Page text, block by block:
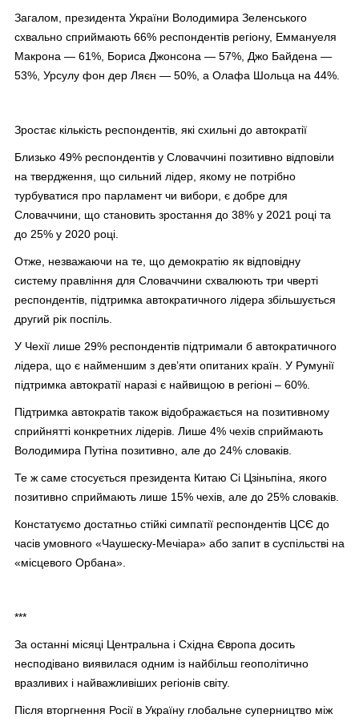
Загалом, президента України Володимира Зеленського
схвально сприймають 66% респондентів регіону, Еммануеля
Макрона — 61%, Бориса Джонсона — 57%, Джо Байдена —
53%, Урсулу фон дер Ляєн — 50%, а Олафа Шольца на 44%.
Зростає кількість респондентів, які схильні до автократії
Близько 49% респондентів у Словаччині позитивно відповіли
на твердження, що сильний лідер, якому не потрібно
турбуватися про парламент чи вибори, є добре для
Словаччини, що становить зростання до 38% у 2021 році та
до 25% у 2020 році.
Отже, незважаючи на те, що демократію як відповідну
систему правління для Словаччини схвалюють три чверті
респондентів, підтримка автократичного лідера збільшується
другий рік поспіль.
У Чехії лише 29% респондентів підтримали б автократичного
лідера, що є найменшим з дев’яти опитаних країн. У Румунії
підтримка автократії наразі є найвищою в регіоні – 60%.
Підтримка автократів також відображається на позитивному
сприйнятті конкретних лідерів. Лише 4% чехів сприймають
Володимира Путіна позитивно, але до 24% словаків.
Те ж саме стосується президента Китаю Сі Цзіньпіна, якого
позитивно сприймають лише 15% чехів, але до 25% словаків.
Констатуємо достатньо стійкі симпатії респондентів ЦСЄ до
часів умовного «Чаушеску-Мечіара» або запит в суспільстві на
«місцевого Орбана».
***
За останні місяці Центральна і Східна Європа досить
несподівано виявилася одним із найбільш геополітично
вразливих і найважливіших регіонів світу.
Після вторгнення Росії в Україну глобальне суперництво між